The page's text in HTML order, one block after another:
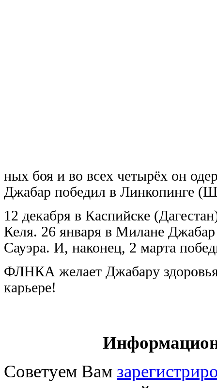
ных боя и во всех четырёх он
Джабар победил в Линкопинге
12 декабря в Каспийске
Келя. 26 января в Милане Джабар
Сауэра. И, наконец, 2 марта
ФЛНКА желает Джабару
карьере!
Советуем Вам